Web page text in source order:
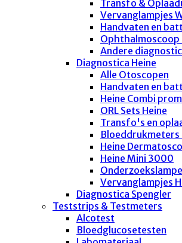
Transfo &
Vervanglampjes
Handvaten en
Ophthalmoscoop
Andere
Diagnostica Heine
Alle Otoscopen
Handvaten en
Heine Combi
ORL Sets Heine
Transfo's en
Bloeddrukmeters
Heine
Heine Mini 3000
Vervanglampjes
Diagnostica Spengler
Teststrips & Testmeters
Alcotest
Bloedglucosetesten